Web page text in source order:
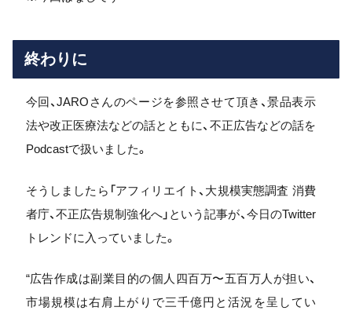
終わりに
今回、JAROさんのページを参照させて頂き、景品表示
法や改正医療法などの話とともに、不正広告などの話を
Podcastで扱いました。
そうしましたら「アフィリエイト、大規模実態調査 消費
者庁、不正広告規制強化へ」という記事が、今日のTwitter
トレンドに入っていました。
“広告作成は副業目的の個人四百万〜五百万人が担い、
市場規模は右肩上がりで三千億円と活況を呈してい